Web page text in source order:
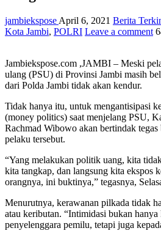
jambiekspose April 6, 2021 Berita
Kota Jambi, POLRI Leave a comment
Jambiekspose.com ,JAMBI – Meski
ulang (PSU) di Provinsi Jambi masih
dari Polda Jambi tidak akan kendur.
Tidak hanya itu, untuk mengantisipasi
(money politics) saat menjelang PSU,
Rachmad Wibowo akan bertindak tegas
pelaku tersebut.
“Yang melakukan politik uang, kita
kita tangkap, dan langsung kita ekspos
orangnya, ini buktinya,” tegasnya,
Menurutnya, kerawanan pilkada tidak
atau keributan. “Intimidasi bukan
penyelenggara pemilu, tetapi juga